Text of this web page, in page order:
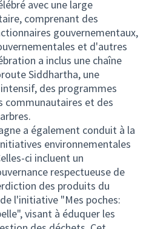
avec une large
comprenant des
gouvernementaux,
et d'autres
a inclus une chaîne
Siddhartha, une
des programmes
communautaires et des
a également conduit à la
environnementales
ci incluent un
respectueuse de
des produits du
l'initiative "Mes poches:
visant à éduquer les